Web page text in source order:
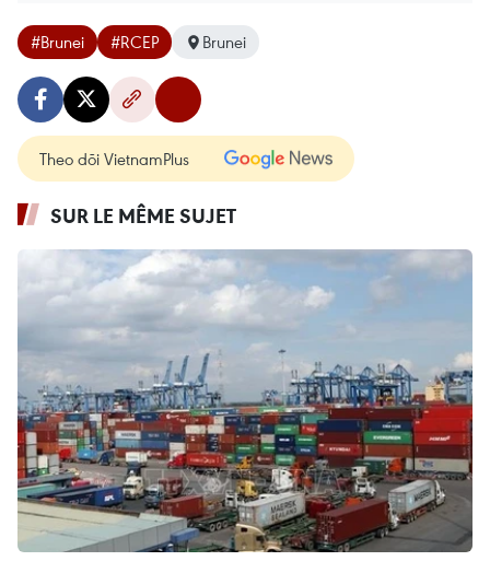
#Brunei #RCEP Brunei
Theo dõi VietnamPlus
SUR LE MÊME SUJET